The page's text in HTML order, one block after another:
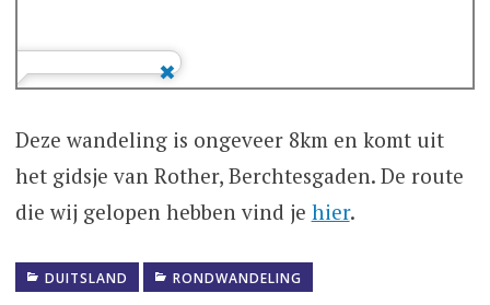
Deze wandeling is ongeveer 8km en komt uit
het gidsje van Rother, Berchtesgaden. De route
die wij gelopen hebben vind je hier.
DUITSLAND RONDWANDELING